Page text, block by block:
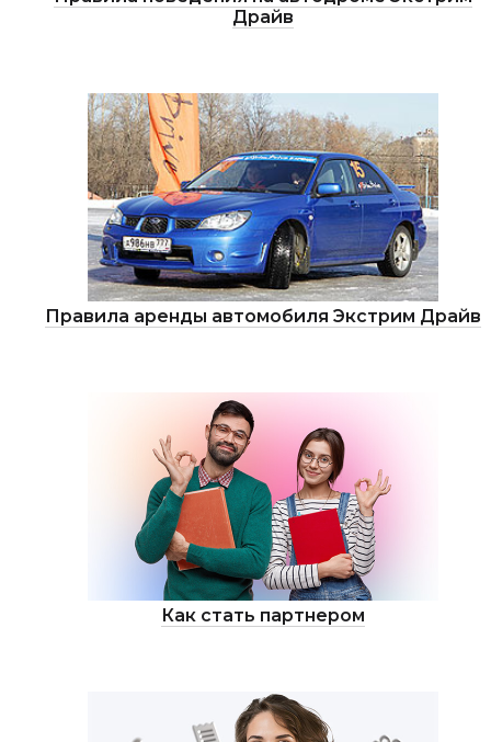
Драйв
Правила аренды автомобиля Экстрим Драйв
Как стать партнером